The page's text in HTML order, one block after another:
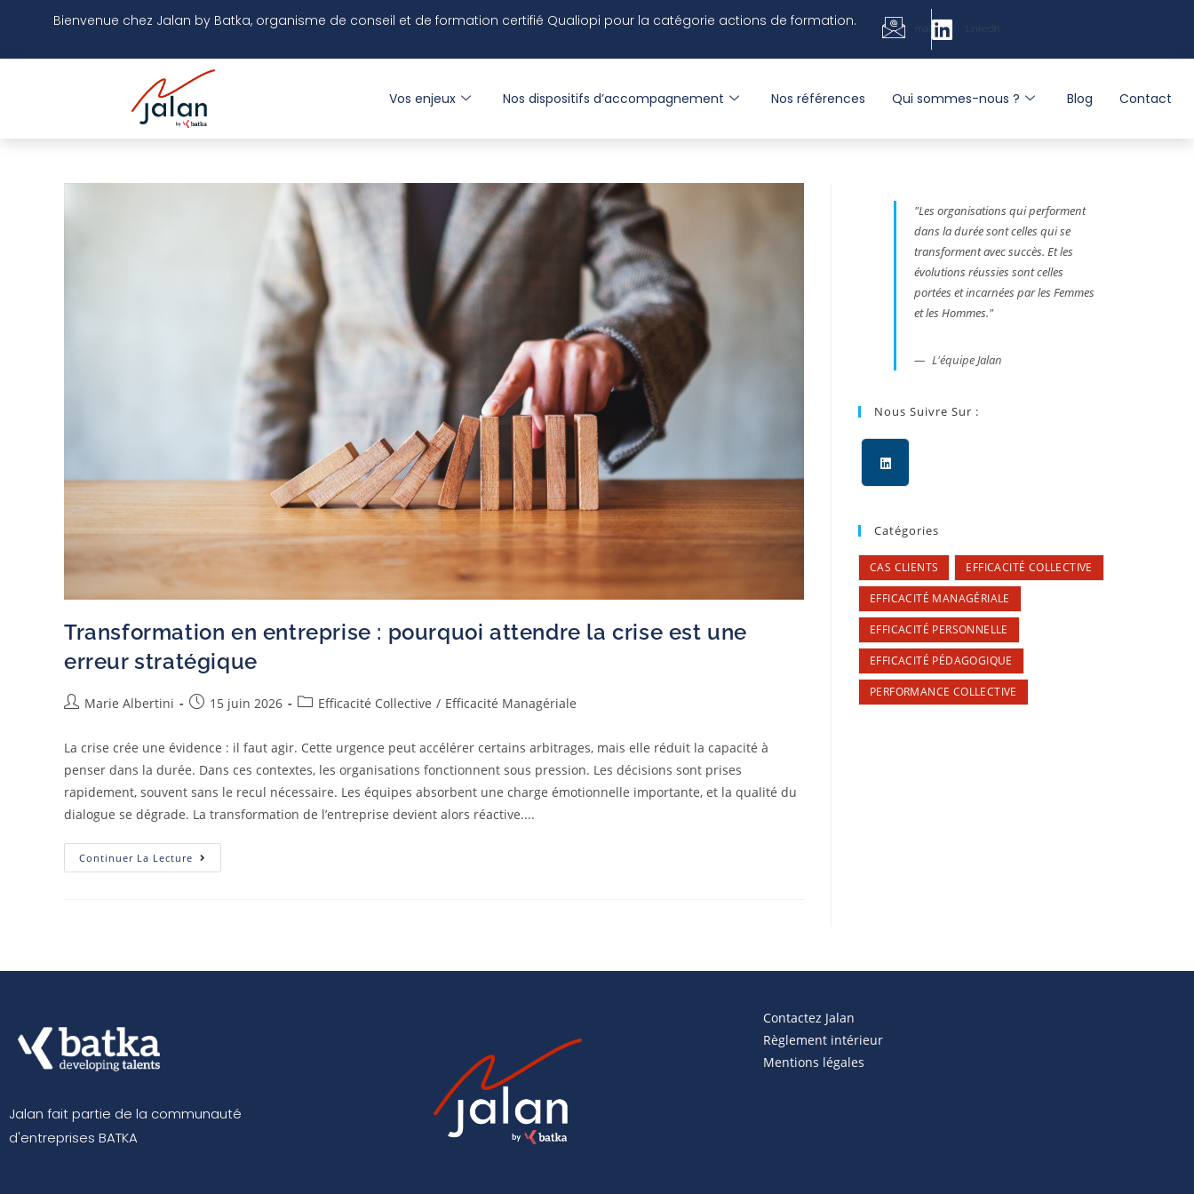
Bienvenue chez Jalan by Batka, organisme de conseil et de formation certifié Qualiopi pour la catégorie actions de formation. mail LinkedIn
Vos enjeux Nos dispositifs d’accompagnement Nos références Qui sommes-nous ? Blog Contact
Transformation en entreprise : pourquoi attendre la crise est une
erreur stratégique
Marie Albertini 15 juin 2026 Efficacité Collective / Efficacité Managériale
La crise crée une évidence : il faut agir. Cette urgence peut accélérer certains arbitrages, mais elle réduit la capacité à
penser dans la durée. Dans ces contextes, les organisations fonctionnent sous pression. Les décisions sont prises
rapidement, souvent sans le recul nécessaire. Les équipes absorbent une charge émotionnelle importante, et la qualité du
dialogue se dégrade. La transformation de l’entreprise devient alors réactive....
Continuer La Lecture
"Les organisations qui performent
dans la durée sont celles qui se
transforment avec succès. Et les
évolutions réussies sont celles
portées et incarnées par les Femmes
et les Hommes."
L'équipe Jalan
Nous Suivre Sur :
Catégories
CAS CLIENTS EFFICACITÉ COLLECTIVE
EFFICACITÉ MANAGÉRIALE
EFFICACITÉ PERSONNELLE
EFFICACITÉ PÉDAGOGIQUE
PERFORMANCE COLLECTIVE
Jalan fait partie de la communauté
d'entreprises BATKA
Contactez Jalan
Règlement intérieur
Mentions légales